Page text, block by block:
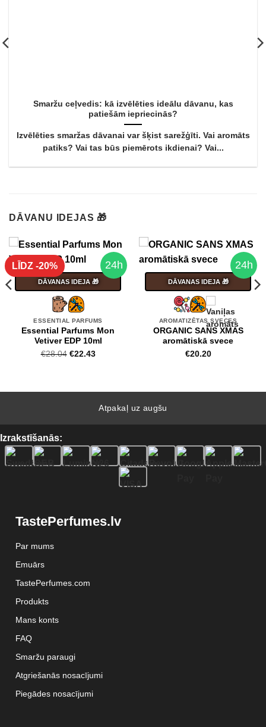
Smaržu ceļvedis: kā izvēlēties ideālu dāvanu, kas
patiešām iepriecinās?
Izvēlēties smaržas dāvanai var šķist sarežģīti. Vai aromāts
patiks? Vai tas būs piemērots ikdienai? Vai...
DĀVANU IDEJAS 🎁
24h
LĪDZ -20%
DĀVANAS IDEJA 🎁
ESSENTIAL PARFUMS
Essential Parfums Mon
Vetiver EDP 10ml
€28.04 Original
€22.43Current
24h
DĀVANAS IDEJA 🎁
AROMATIZĒTAS SVECES
ORGANIC SANS XMAS
aromātiskā svece
€20.20
Atpakaļ uz augšu
Izrakstīšanās:
TastePerfumes.lv
Par mums
Emuārs
TastePerfumes.com
Produkts
Mans konts
FAQ
Smaržu paraugi
Atgriešanās nosacījumi
Piegādes nosacījumi